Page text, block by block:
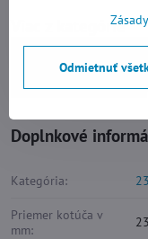
Viac z kategórie
Diamantové kotúče
Doplnkové
Kategória:
Priemer kotúča v
mm:
Odmietnuť